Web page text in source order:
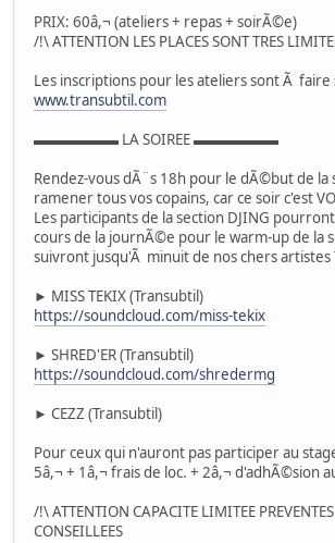
PRIX: 60â,¬ (ateliers + repas + soirÃ©e)
/!\ ATTENTION LES PLACES SONT TRES
Les inscriptions pour les ateliers sont Ã
www.transubtil.com
▬▬▬▬▬▬ LA SOIREE ▬▬▬▬▬▬
Rendez-vous dÃ¨s 18h pour le dÃ©but de
ramener tous vos copains, car ce soir c'est
Les participants de la section DJING
cours de la journÃ©e pour le warm-up de la
suivront jusqu'Ã minuit de nos chers artistes
► MISS TEKIX (Transubtil)
https://soundcloud.com/miss-tekix
► SHRED'ER (Transubtil)
https://soundcloud.com/shredermg
► CEZZ (Transubtil)
Pour ceux qui n'auront pas participer au
5â,¬ + 1â,¬ frais de loc. + 2â,¬ d'adhÃ©sion
/!\ ATTENTION CAPACITE LIMITEE
CONSEILLEES